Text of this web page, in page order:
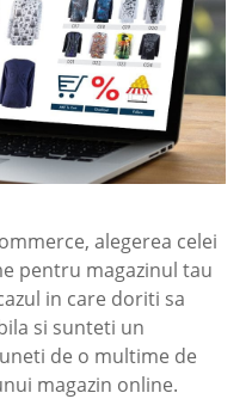
alegerea celei
pentru magazinul tau
in care doriti sa
si sunteti un
de o multime de
magazin online.